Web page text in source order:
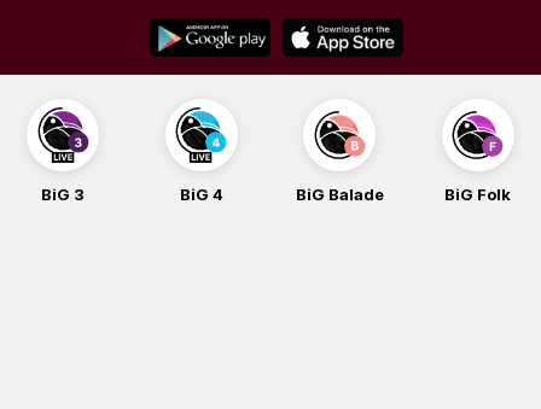
content
BiG 3 BiG 4 BiG Balade BiG Folk